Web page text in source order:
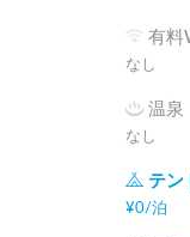
有料
なし
温泉
なし
テン
¥0/泊